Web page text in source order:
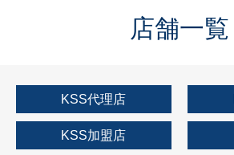
店舗一覧
KSS代理店
KSS加盟店